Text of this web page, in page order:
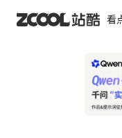
看
医疗器械高端